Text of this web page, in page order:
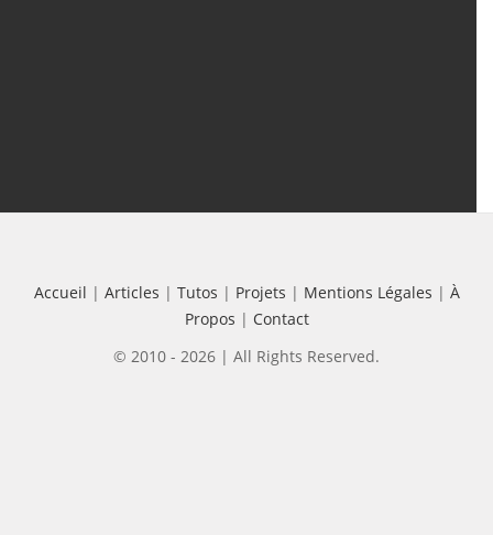
Accueil | Articles | Tutos | Projets | Mentions Légales | À
Propos | Contact
© 2010 - 2026 | All Rights Reserved.